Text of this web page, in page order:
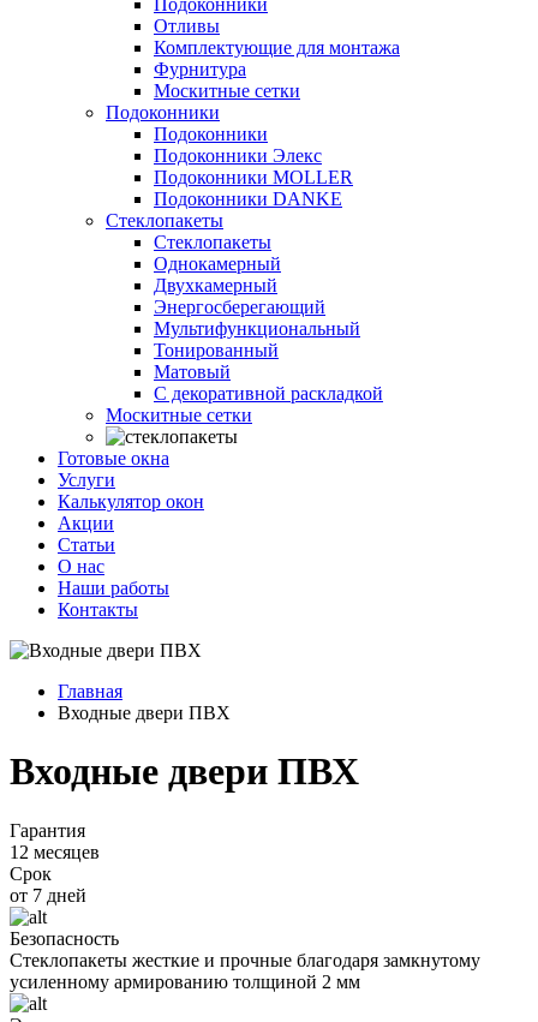
Подоконники
Отливы
Комплектующие для монтажа
Фурнитура
Москитные сетки
Подоконники
Подоконники
Подоконники Элекс
Подоконники MOLLER
Подоконники DANKE
Стеклопакеты
Стеклопакеты
Однокамерный
Двухкамерный
Энергосберегающий
Мультифункциональный
Тонированный
Матовый
С декоративной раскладкой
Москитные сетки
Готовые окна
Услуги
Калькулятор окон
Акции
Статьи
О нас
Наши работы
Контакты
Главная
Входные двери ПВХ
Входные двери ПВХ
Гарантия
12 месяцев
Срок
от 7 дней
Безопасность
Стеклопакеты жесткие и прочные благодаря замкнутому
усиленному армированию толщиной 2 мм